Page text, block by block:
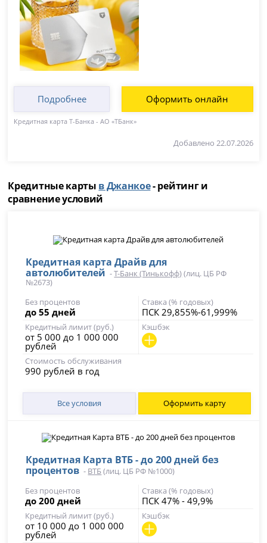
Подробнее Оформить онлайн
Кредитная карта Т-Банка - АО «ТБанк»
Добавлено 22.07.2026
Кредитные карты в Джанкое- рейтинг и
сравнение условий
Кредитная карта Драйв для
автолюбителей -Т-Банк (Тинькофф)(лиц. ЦБ РФ
№2673)
Без процентов
до 55 дней
Ставка (% годовых)
ПСК 29,855%-61,999%
Кредитный лимит (руб.)
от 5 000 до 1 000 000
рублей
Кэшбэк
Стоимость обслуживания
990 рублей в год
Все условия Оформить карту
Кредитная Карта ВТБ - до 200 дней без
процентов - ВТБ(лиц. ЦБ РФ №1000)
Без процентов
до 200 дней
Ставка (% годовых)
ПСК 47% - 49,9%
Кредитный лимит (руб.)
от 10 000 до 1 000 000
рублей
Кэшбэк